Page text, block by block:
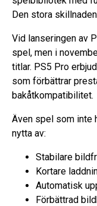
Den stora
Vid lanseringen av
spel, men i
titlar. PS5 Pro
som förbättrar
bakåtkompatibilitet.
Även spel som inte
nytta av:
Stabilare
Kortare
Automatisk
Förbättrad